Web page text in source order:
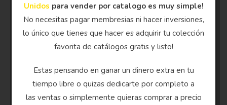
Unidos para vender por catalogo es muy simple!
No necesitas pagar membresias ni hacer inversiones,
lo único que tienes que hacer es adquirir tu colección
favorita de catálogos gratis y listo!
Estas pensando en ganar un dinero extra en tu
tiempo libre o quizas dedicarte por completo a
las ventas o simplemente quieras comprar a precio